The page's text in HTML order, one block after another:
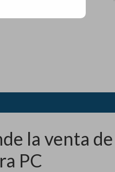
la venta
PC